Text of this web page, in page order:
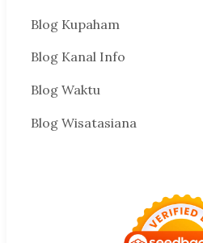
Blog Kupaham
Blog Kanal Info
Blog Waktu
Blog Wisatasiana